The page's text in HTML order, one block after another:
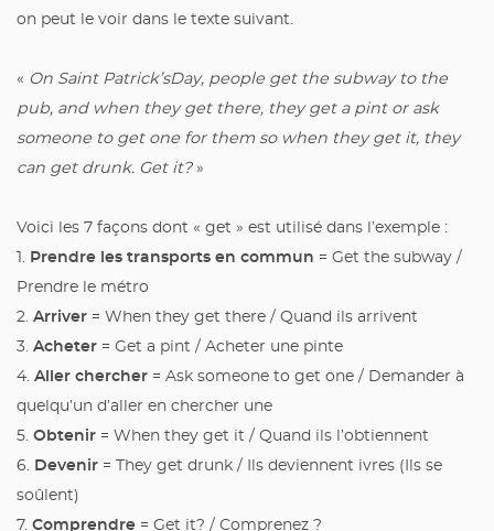
on peut le voir dans le texte suivant.
« On Saint Patrick’sDay, people get the subway to the
pub, and when they get there, they get a pint or ask
someone to get one for them so when they get it, they
can get drunk. Get it?»
Voici les 7 façons dont « get » est utilisé dans l’exemple :
1. Prendre les transports en commun = Get the subway /
Prendre le métro
2. Arriver = When they get there / Quand ils arrivent
3. Acheter = Get a pint / Acheter une pinte
4. Aller chercher = Ask someone to get one / Demander à
quelqu’un d’aller en chercher une
5. Obtenir = When they get it / Quand ils l’obtiennent
6. Devenir = They get drunk / Ils deviennent ivres (Ils se
soûlent)
7. Comprendre = Get it? / Comprenez ?